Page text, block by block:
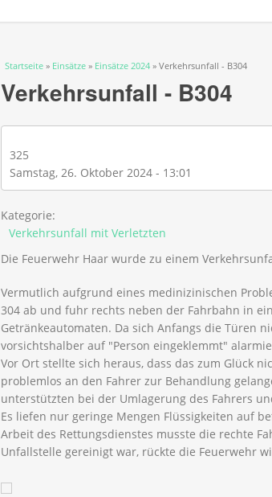
Sie sind hier
Startseite » Einsätze » Einsätze 2024 » Verkehrsunfall - B304
Verkehrsunfall - B304
325
Samstag, 26. Oktober 2024 - 13:01
Kategorie:
Verkehrsunfall mit Verletzten
Die Feuerwehr Haar wurde zu einem
Vermutlich aufgrund eines medinizinischen
304 ab und fuhr rechts neben der Fahrbahn in
Getränkeautomaten. Da sich Anfangs die Türen
vorsichtshalber auf "Person eingeklemmt"
Vor Ort stellte sich heraus, dass das zum Glück
problemlos an den Fahrer zur Behandlung
unterstützten bei der Umlagerung des Fahrers
Es liefen nur geringe Mengen Flüssigkeiten auf
Arbeit des Rettungsdienstes musste die rechte
Unfallstelle gereinigt war, rückte die Feuerwehr